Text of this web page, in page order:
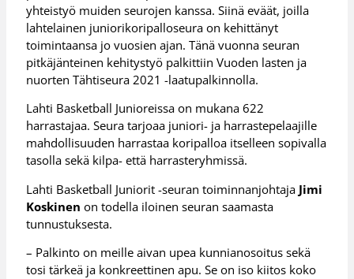
yhteistyö muiden seurojen kanssa. Siinä eväät, joilla
lahtelainen juniorikoripalloseura on kehittänyt
toimintaansa jo vuosien ajan. Tänä vuonna seuran
pitkäjänteinen kehitystyö palkittiin Vuoden lasten ja
nuorten Tähtiseura 2021 -laatupalkinnolla.
Lahti Basketball Junioreissa on mukana 622
harrastajaa. Seura tarjoaa juniori- ja harrastepelaajille
mahdollisuuden harrastaa koripalloa itselleen sopivalla
tasolla sekä kilpa- että harrasteryhmissä.
Lahti Basketball Juniorit -seuran toiminnanjohtaja Jimi
Koskinen on todella iloinen seuran saamasta
tunnustuksesta.
– Palkinto on meille aivan upea kunnianosoitus sekä
tosi tärkeä ja konkreettinen apu. Se on iso kiitos koko